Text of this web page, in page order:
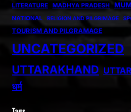
LITERATURE MADHYA PRADESH
NATIONAL RELIGION AND PILGRIMAGE
TOURISM AND PILGRAMAGE
UNCATEGORIZED
UTTARAKHAND
धर्म